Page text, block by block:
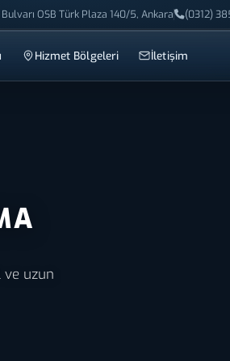
OSB Türk Plaza 140/5, Ankara (0312)
Hizmet Bölgeleri İletişim
ve uzun